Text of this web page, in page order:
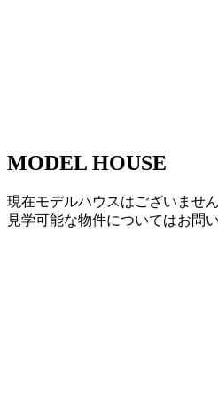
MODEL HOUSE
現在モデルハウスはございません
見学可能な物件についてはお問